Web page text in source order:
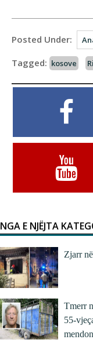
Posted Under:
Tagged: kosove
NGA E NJËJTA
Zjarr
Tmerr
55-